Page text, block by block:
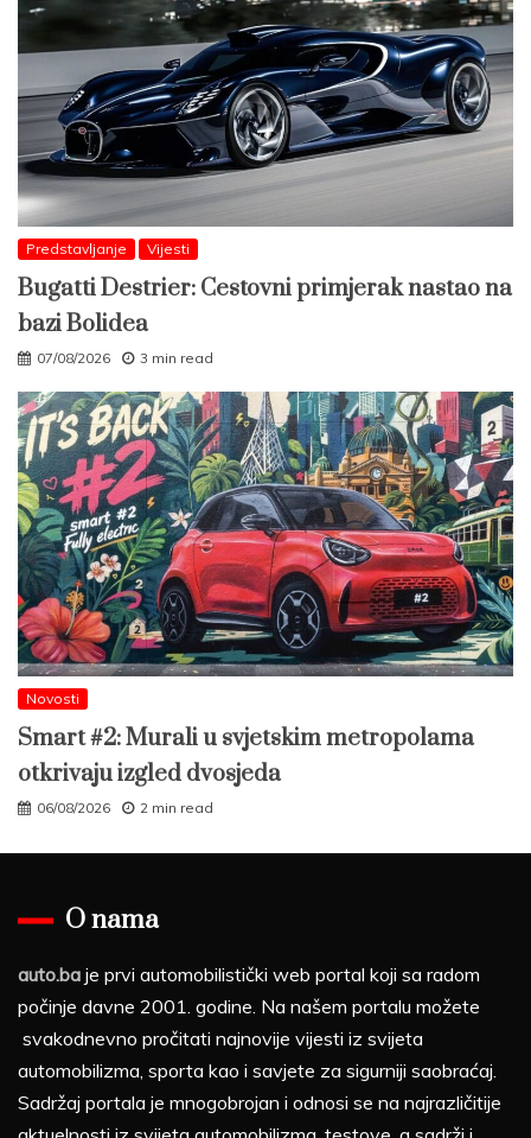
Predstavljanje Vijesti
Bugatti Destrier: Cestovni primjerak nastao na
bazi Bolidea
07/08/2026 3 min read
Novosti
Smart #2: Murali u svjetskim metropolama
otkrivaju izgled dvosjeda
06/08/2026 2 min read
O nama
auto.ba je prvi automobilistički web portal koji sa radom
počinje davne 2001. godine. Na našem portalu možete
svakodnevno pročitati najnovije vijesti iz svijeta
automobilizma, sporta kao i savjete za sigurniji saobraćaj.
Sadržaj portala je mnogobrojan i odnosi se na najrazličitije